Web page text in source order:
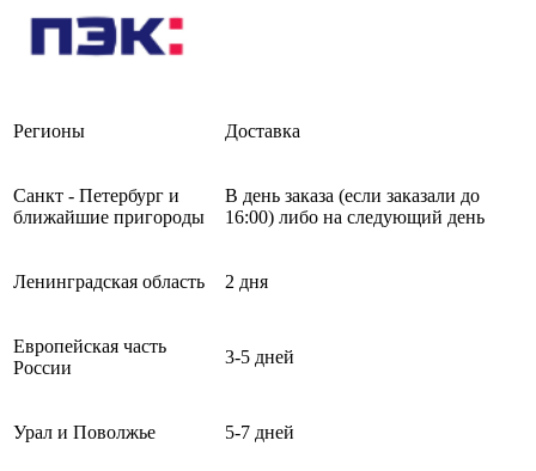
Регионы Доставка
Санкт - Петербург и
ближайшие пригороды
В день заказа (если заказали до
16:00) либо на следующий день
Ленинградская область 2 дня
Европейская часть
России
3-5 дней
Урал и Поволжье 5-7 дней